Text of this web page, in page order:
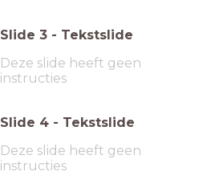
Slide 3 - Tekstslide
Deze slide heeft geen
instructies
Slide 4 - Tekstslide
Deze slide heeft geen
instructies